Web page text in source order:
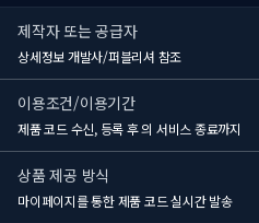
제작자 또는 공급자
상세정보 개발사/퍼블리셔 참조
이용조건/이용기간
제품 코드 수신, 등록 후의 서비스 종료까지
상품 제공 방식
마이페이지를 통한 제품 코드 실시간 발송